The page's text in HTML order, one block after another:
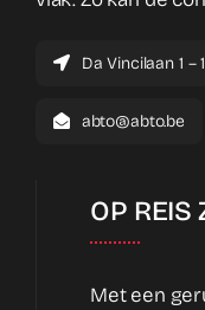
Da Vincilaan 1 –
abto@abto.be
OP REIS
Met een